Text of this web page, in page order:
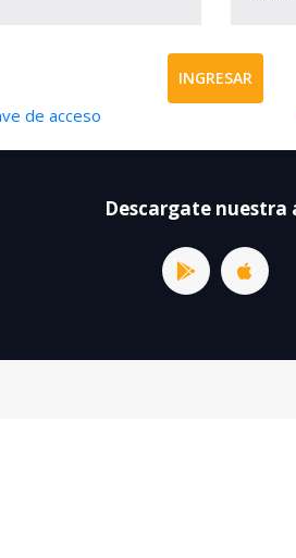
INGRESAR
de acceso
Descargate nuestra